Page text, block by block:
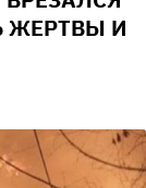
ЖЕРТВЫ И